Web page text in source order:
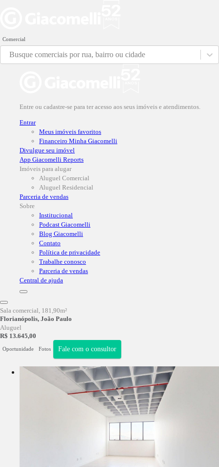
Comercial
Busque comerciais por rua, bairro ou cidade
Entre ou cadastre-se para ter acesso aos seus imóveis e atendimentos.
Entrar
Meus imóveis favoritos
Financeiro Minha Giacomelli
Divulgue seu imóvel
App Giacomelli Reports
Imóveis para alugar
Aluguel Comercial
Aluguel Residencial
Parceria de vendas
Sobre
Institucional
Podcast Giacomelli
Blog Giacomelli
Contato
Política de privacidade
Trabalhe conosco
Parceria de vendas
Central de ajuda
Sala comercial , 181,90m²
Florianópolis, João Paulo
Aluguel
R$ 13.645,00
Oportunidade Fotos Fale com o consultor